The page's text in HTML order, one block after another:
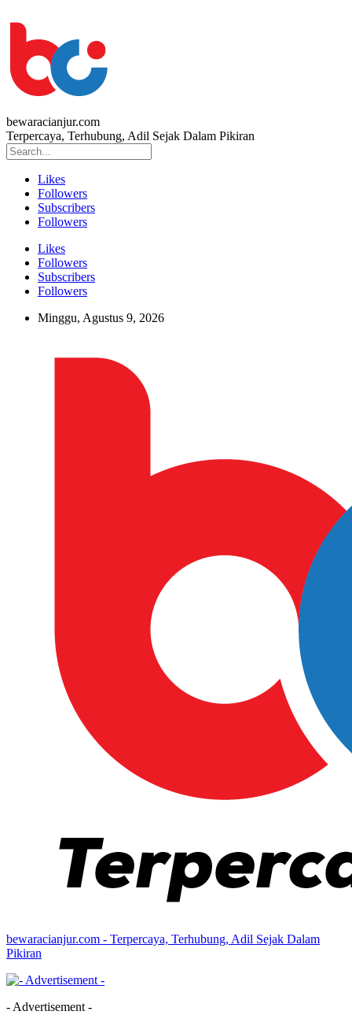
bewaracianjur.com
Terpercaya, Terhubung, Adil Sejak Dalam Pikiran
Likes
Followers
Subscribers
Followers
Likes
Followers
Subscribers
Followers
Minggu, Agustus 9, 2026
bewaracianjur.com - Terpercaya, Terhubung, Adil Sejak Dalam
Pikiran
- Advertisement -